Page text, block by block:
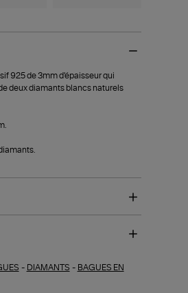
925 de 3mm d'épaisseur qui
deux diamants blancs naturels
- DIAMANTS - BAGUES EN